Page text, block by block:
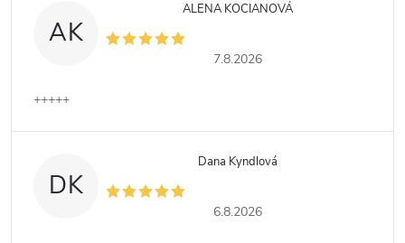
AK
ALENA KOCIANOVÁ
7.8.2026
+++++
DK
Dana Kyndlová
6.8.2026